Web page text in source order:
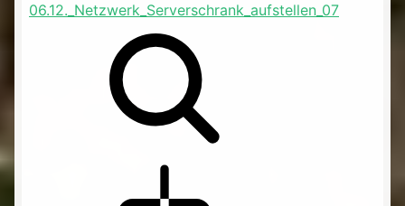
06.12._Netzwerk_Serverschrank_aufstellen_07